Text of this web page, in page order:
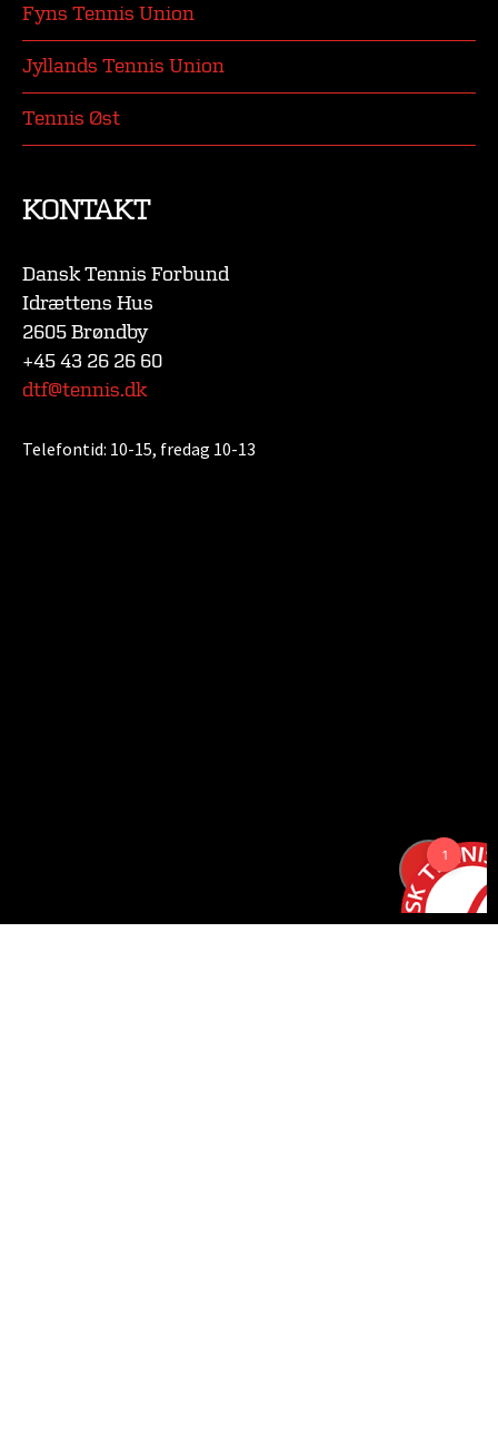
Fyns Tennis Union
Jyllands Tennis Union
Tennis Øst
KONTAKT
Dansk Tennis Forbund
Idrættens Hus
2605 Brøndby
+45 43 26 26 60
dtf@tennis.dk
Telefontid: 10-15, fredag 10-13